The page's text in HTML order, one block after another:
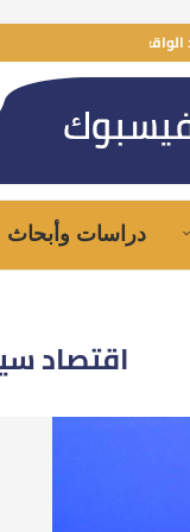
دراسات وأبحاث
اقتصاد